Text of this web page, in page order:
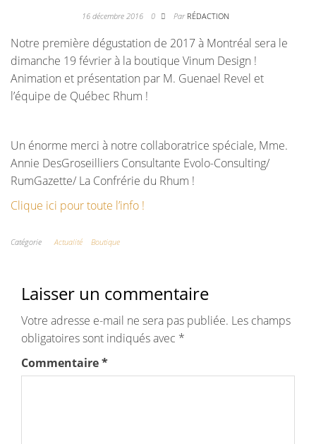
16 décembre 2016 0 Par RÉDACTION
Notre première dégustation de 2017 à Montréal sera le
dimanche 19 février à la boutique Vinum Design !
Animation et présentation par M. Guenael Revel et
l’équipe de Québec Rhum !
Un énorme merci à notre collaboratrice spéciale, Mme.
Annie DesGroseilliers Consultante Evolo-Consulting/
RumGazette/ La Confrérie du Rhum !
Clique ici pour toute l’info !
Catégorie Actualité Boutique
Laisser un commentaire
Votre adresse e-mail ne sera pas publiée. Les champs
obligatoires sont indiqués avec *
Commentaire*